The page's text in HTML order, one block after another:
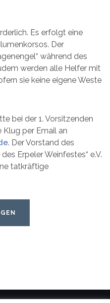
Es erfolgt eine
Der
während des
werden alle Helfer mit
sie keine eigene Weste
bei der 1. Vorsitzenden
Klug per Email an
. Der Vorstand des
Erpeler Weinfestes“ e.V.
tatkräftige